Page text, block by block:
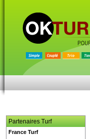
Partenaires Turf
France Turf